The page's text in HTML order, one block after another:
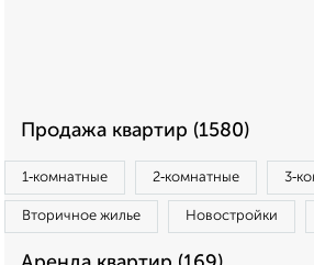
Продажа квартир (1580)
1‑комнатные 2‑комнатные
Вторичное жилье Новостройки